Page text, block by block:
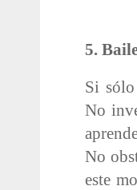
5.
Si sólo
No
No
este